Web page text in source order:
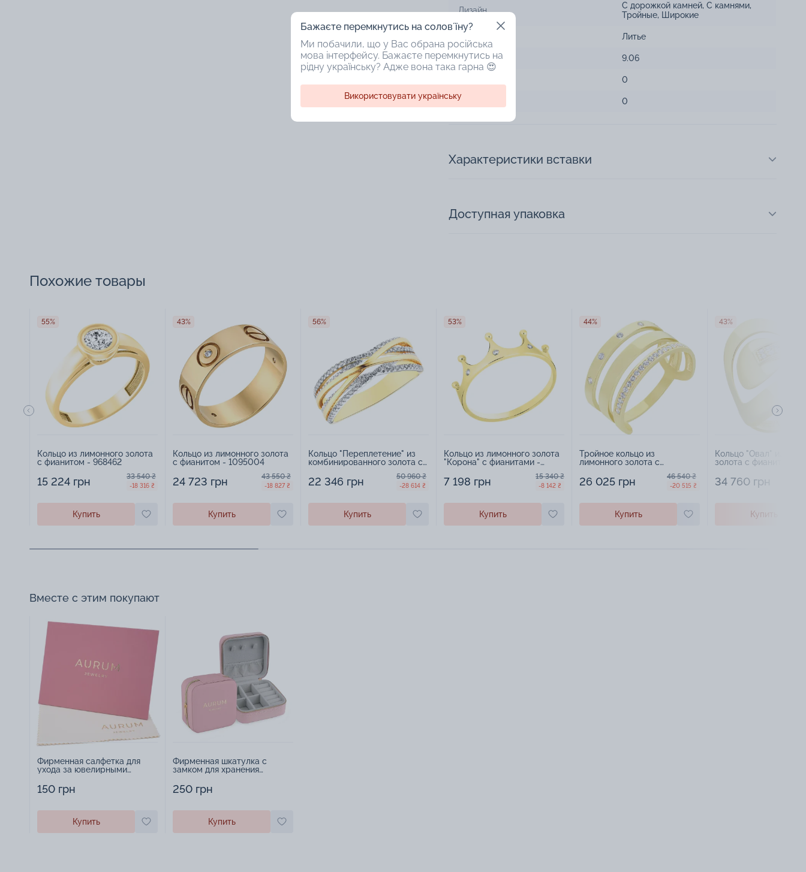
Дизайн С дорожкой камней, С камнями,
Тройные, Широкие
Литье
Ширина 9.06
0
Длина 0
Характеристики вставки
Доступная упаковка
Похожие товары
55%
Кольцо из лимонного золота
с фианитом - 968462
15 224 грн 33 540 ₴
-18 316 ₴
Купить
43%
Кольцо из лимонного золота
с фианитом - 1095004
24 723 грн 43 550 ₴
-18 827 ₴
Купить
56%
Кольцо "Переплетение" из
комбинированного золота с
22 346 грн 50 960 ₴
-28 614 ₴
Купить
53%
Кольцо из лимонного золота
"Корона" с фианитами -
7 198 грн 15 340 ₴
-8 142 ₴
Купить
44%
Тройное кольцо из
лимонного золота с
26 025 грн 46 540 ₴
-20 515 ₴
Купить
43%
Кольцо "Овал" из
золота с фианитами -
34 760 грн
Купить
Вместе с этим покупают
Фирменная салфетка для
ухода за ювелирными
150 грн
Купить
Фирменная шкатулка с
замком для хранения
250 грн
Купить
Бажаєте перемкнутись на соловʼїну?
Ми побачили, що у Вас обрана російська
мова інтерфейсу. Бажаєте перемкнутись на
рідну українську? Адже вона така гарна 😍
Використовувати українську